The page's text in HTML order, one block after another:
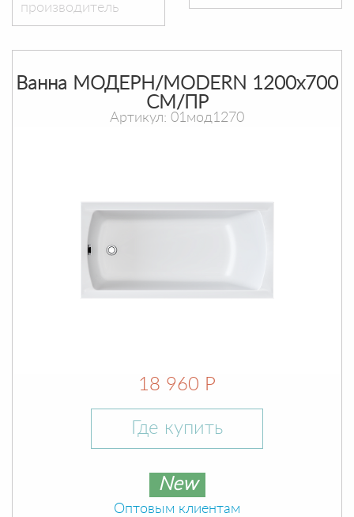
производитель
Ванна МОДЕРН/MODERN 1200х700
СМ/ПР
Артикул: 01мод1270
18 960 Р
Где купить
New
Оптовым клиентам